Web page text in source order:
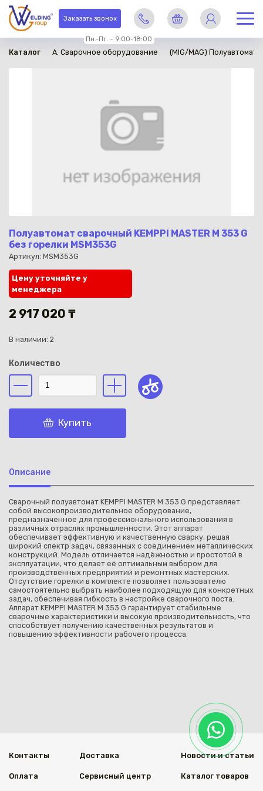
Заказать звонок
Пн.-Пт. – 9:00-18:00
Каталог A. Сварочное оборудование (MIG/MAG)
Полуавтомат сварочный KEMPPI MASTER M 353 G
без горелки MSM353G
Артикул: MSM353G
в наличии
Цену уточняйте у
менеджера
2 917 020 ₸
В наличии: 2
Количество
Купить
Описание
Сварочный полуавтомат KEMPPI MASTER M 353 G представляет
собой высокопроизводительное оборудование,
предназначенное для профессионального использования в
различных отраслях промышленности. Этот аппарат
обеспечивает эффективную и качественную сварку, решая
широкий спектр задач, связанных с соединением металлических
конструкций. Модель отличается надёжностью и простотой в
эксплуатации, что делает её оптимальным выбором для
производственных предприятий и ремонтных мастерских.
Отсутствие горелки в комплекте позволяет пользователю
самостоятельно выбрать наиболее подходящую для конкретных
задач, обеспечивая гибкость в настройке сварочного поста.
Аппарат KEMPPI MASTER M 353 G гарантирует стабильные
сварочные характеристики и высокую производительность, что
способствует получению качественных результатов и
повышению эффективности рабочего процесса.
Контакты
Оплата
Доставка
Сервисный центр
Новости и статьи
Каталог товаров